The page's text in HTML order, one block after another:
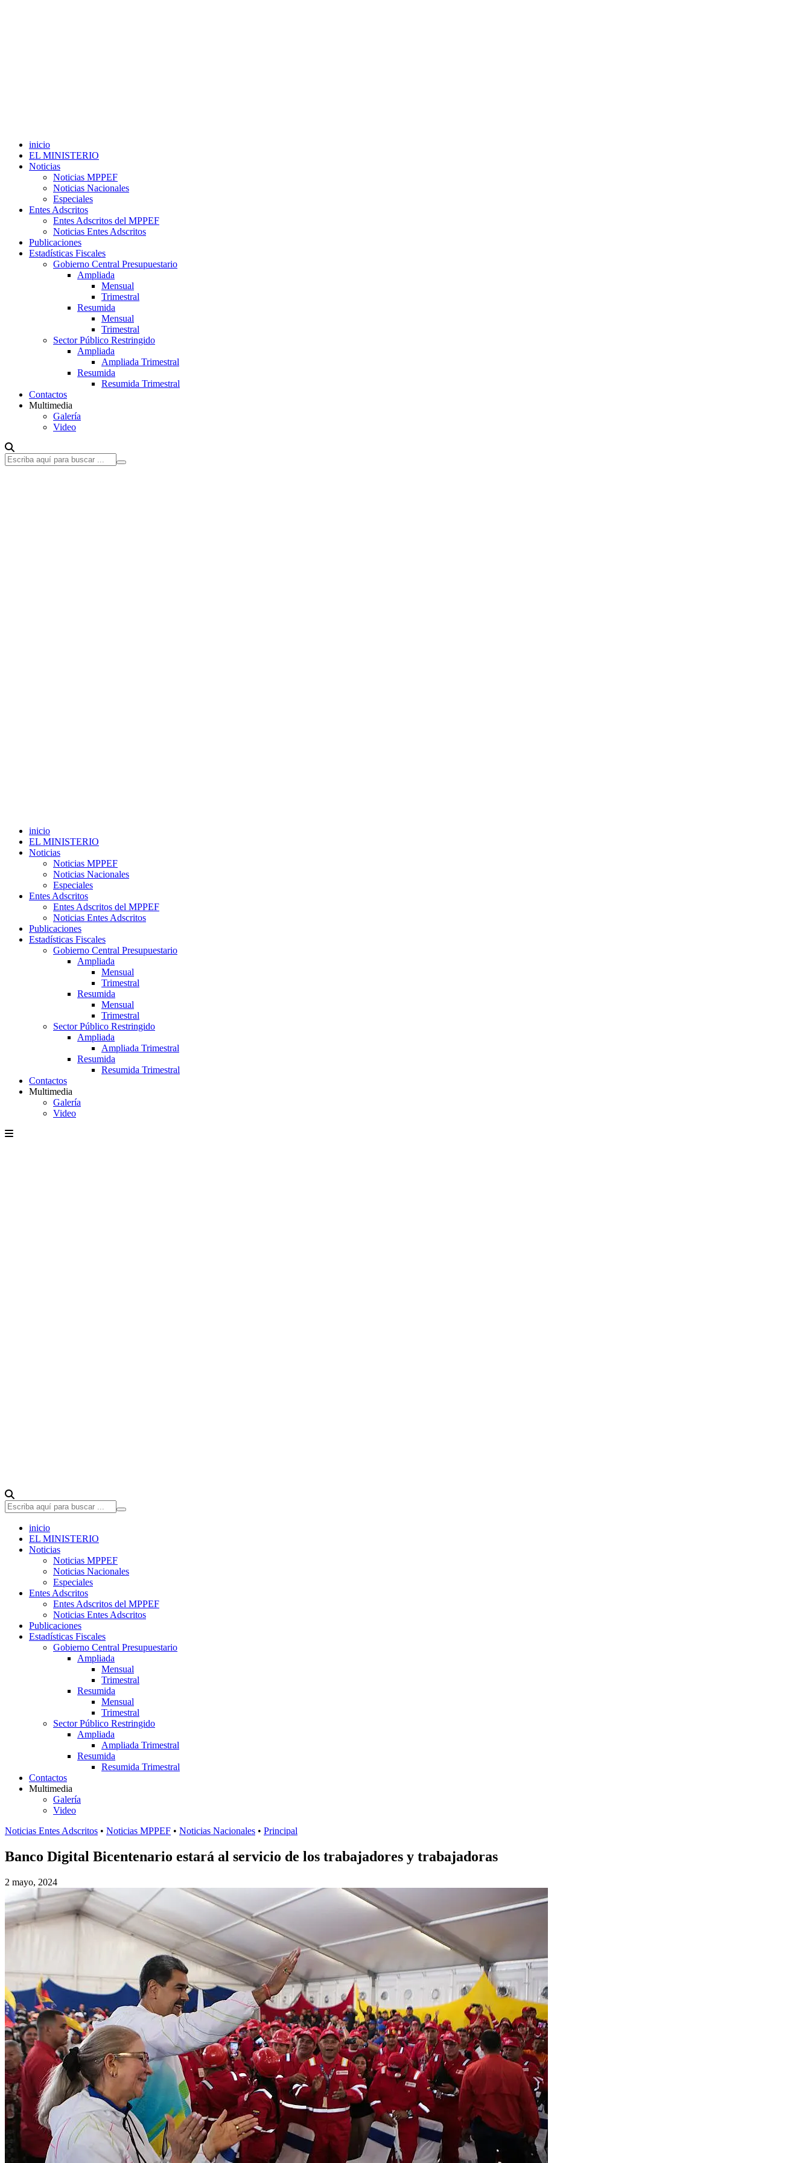
inicio
EL MINISTERIO
Noticias
Noticias MPPEF
Noticias Nacionales
Especiales
Entes Adscritos
Entes Adscritos del MPPEF
Noticias Entes Adscritos
Publicaciones
Estadísticas Fiscales
Gobierno Central Presupuestario
Ampliada
Mensual
Trimestral
Resumida
Mensual
Trimestral
Sector Público Restringido
Ampliada
Ampliada Trimestral
Resumida
Resumida Trimestral
Contactos
Multimedia
Galería
Video
inicio
EL MINISTERIO
Noticias
Noticias MPPEF
Noticias Nacionales
Especiales
Entes Adscritos
Entes Adscritos del MPPEF
Noticias Entes Adscritos
Publicaciones
Estadísticas Fiscales
Gobierno Central Presupuestario
Ampliada
Mensual
Trimestral
Resumida
Mensual
Trimestral
Sector Público Restringido
Ampliada
Ampliada Trimestral
Resumida
Resumida Trimestral
Contactos
Multimedia
Galería
Video
inicio
EL MINISTERIO
Noticias
Noticias MPPEF
Noticias Nacionales
Especiales
Entes Adscritos
Entes Adscritos del MPPEF
Noticias Entes Adscritos
Publicaciones
Estadísticas Fiscales
Gobierno Central Presupuestario
Ampliada
Mensual
Trimestral
Resumida
Mensual
Trimestral
Sector Público Restringido
Ampliada
Ampliada Trimestral
Resumida
Resumida Trimestral
Contactos
Multimedia
Galería
Video
Noticias Entes Adscritos • Noticias MPPEF • Noticias Nacionales • Principal
Banco Digital Bicentenario estará al servicio de los trabajadores y trabajadoras
2 mayo, 2024